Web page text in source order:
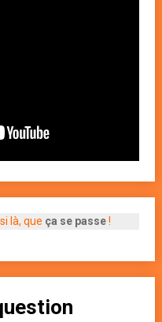
là, que ça se passe!